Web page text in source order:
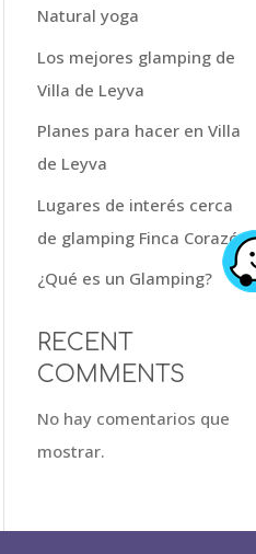
Natural yoga
Los mejores glamping de
Villa de Leyva
Planes para hacer en Villa
de Leyva
Lugares de interés cerca
de glamping Finca Corazón
¿Qué es un Glamping?
RECENT
COMMENTS
No hay comentarios que
mostrar.